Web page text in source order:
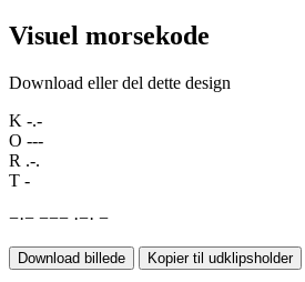
Visuel morsekode
Download eller del dette design
K -.-
O ---
R .-.
T -
−·− −−− ·−· −
Download billede Kopier til udklipsholder